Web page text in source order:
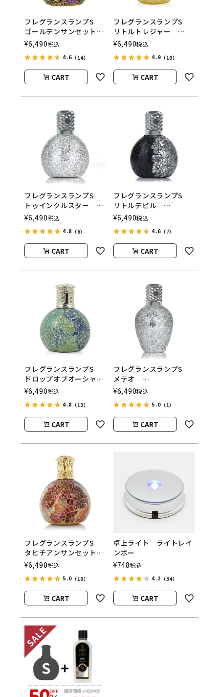
フレグランスランプS
ゴールデンサンセット
ASHLEIGH&BURWOOD
（アシュレイアンドバー
ウッド）
¥6,490税込
4.6 （14）
CART
フレグランスランプS
リトルトレジャー
ASHLEIGH&BURWOOD
（アシュレイアンドバー
ウッド）
¥6,490税込
4.9（10）
CART
フレグランスランプS
トゥインクルスター
ASHLEIGH&BURWOOD
（アシュレイアンドバー
ウッド）
¥6,490税込
4.8 （6）
CART
フレグランスランプS
リトルデビル
ASHLEIGH&BURWOOD
（アシュレイアンドバー
ウッド）
¥6,490税込
4.6（7）
CART
フレグランスランプS
ドロップオブオーシャ
ン
ASHLEIGH&BURWOOD
（アシュレイアンドバー
ウッド）
¥6,490税込
4.8 （13）
CART
フレグランスランプS
メテオ
ASHLEIGH&BURWOOD
（アシュレイアンドバー
ウッド）
¥6,490税込
5.0（1）
CART
フレグランスランプS
タヒチアンサンセット
ASHLEIGH&BURWOOD
（アシュレイアンドバー
ウッド）
¥6,490税込
5.0 （10）
CART
卓上ライト ライトレイ
ンボー
¥748税込
4.2 （34）
CART